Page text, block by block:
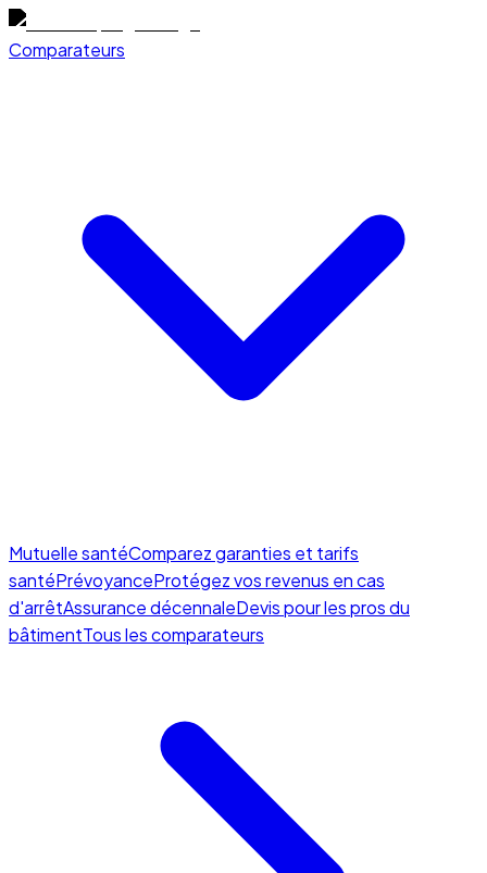
Comparateurs
Mutuelle santéComparez garanties et tarifs
santéPrévoyanceProtégez vos revenus en cas
d'arrêtAssurance décennaleDevis pour les pros du
bâtimentTous les comparateurs